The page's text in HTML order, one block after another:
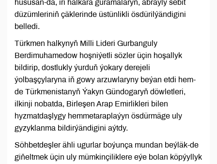
hususan-da, iri halkara guramalaryň, abraýly sebit
düzümleriniň çäklerinde üstünlikli ösdürilýändigini
belledi.
Türkmen halkynyň Milli Lideri Gurbanguly
Berdimuhamedow hoşniýetli sözler üçin hoşallyk
bildirip, dostlukly ýurduň ýokary derejeli
ýolbaşçylaryna iň gowy arzuwlaryny beýan etdi hem-
de Türkmenistanyň Ýakyn Gündogaryň döwletleri,
ilkinji nobatda, Birleşen Arap Emirlikleri bilen
hyzmatdaşlygy hemmetaraplaýyn ösdürmäge uly
gyzyklanma bildirýändigini aýtdy.
Söhbetdeşler ähli ugurlar boýunça mundan beýläk-de
giňeltmek üçin uly mümkinçiliklere eýe bolan köpýyllyk